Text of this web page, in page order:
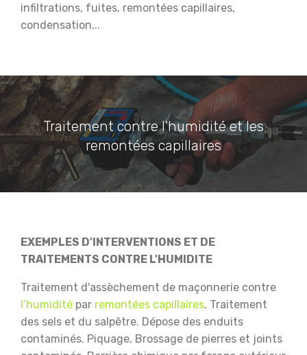
infiltrations, fuites, remontées capillaires,
condensation...
Traitement contre l'humidité et les
remontées capillaires
EXEMPLES D'INTERVENTIONS ET DE
TRAITEMENTS CONTRE L'HUMIDITE
Traitement d'assèchement de maçonnerie contre
l’humidité par remontées capillaires. Traitement
des sels et du salpêtre. Dépose des enduits
contaminés. Piquage, Brossage de pierres et joints